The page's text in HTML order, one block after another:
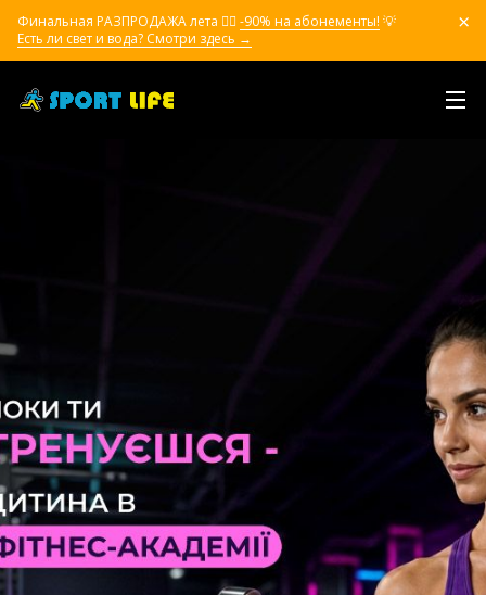
Финальная РАЗПРОДАЖА лета ❤️‍🔥 -90% на абонементы! 💡
Есть ли свет и вода? Смотри здесь →